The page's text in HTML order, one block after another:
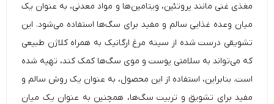
مغذی غنی مانند پروتئین، ویتامین‌ها و مواد معدنی، به عنوان یک
میان وعده غذایی سالم و مفید برای سگ‌ها استفاده می‌شود. این
تشویقی درست شده از سینه مرغ ارگانیک به همراه کلاژن طبیعی
که می‌تواند به سلامتی پوست و موی سگ‌ها کمک کند، تهیه شده
است. بنابراین، استفاده از این محصول، به عنوان یک روش سالم و
مفید برای تشویق و تربیت سگ‌ها، همچنین به عنوان یک میان